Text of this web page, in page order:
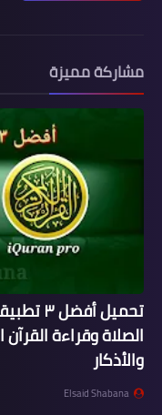
مشاركة مميزة
تحميل
الصلاة وقراءة
والأذكار
Elsaid Shabana